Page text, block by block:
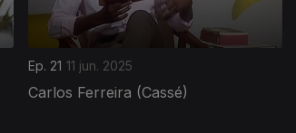
Ep. 21 11 jun. 2025
Carlos Ferreira (Cassé)